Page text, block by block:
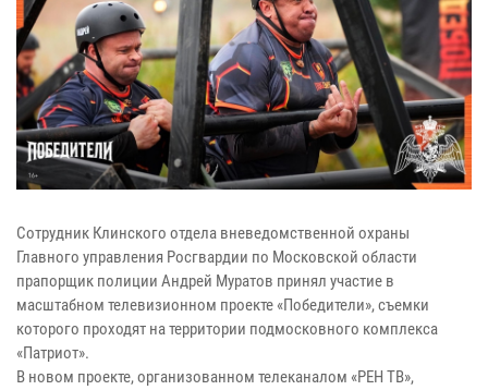
Сотрудник Клинского отдела вневедомственной охраны
Главного управления Росгвардии по Московской области
прапорщик полиции Андрей Муратов принял участие в
масштабном телевизионном проекте «Победители», съемки
которого проходят на территории подмосковного комплекса
«Патриот».
В новом проекте, организованном телеканалом «РЕН ТВ»,